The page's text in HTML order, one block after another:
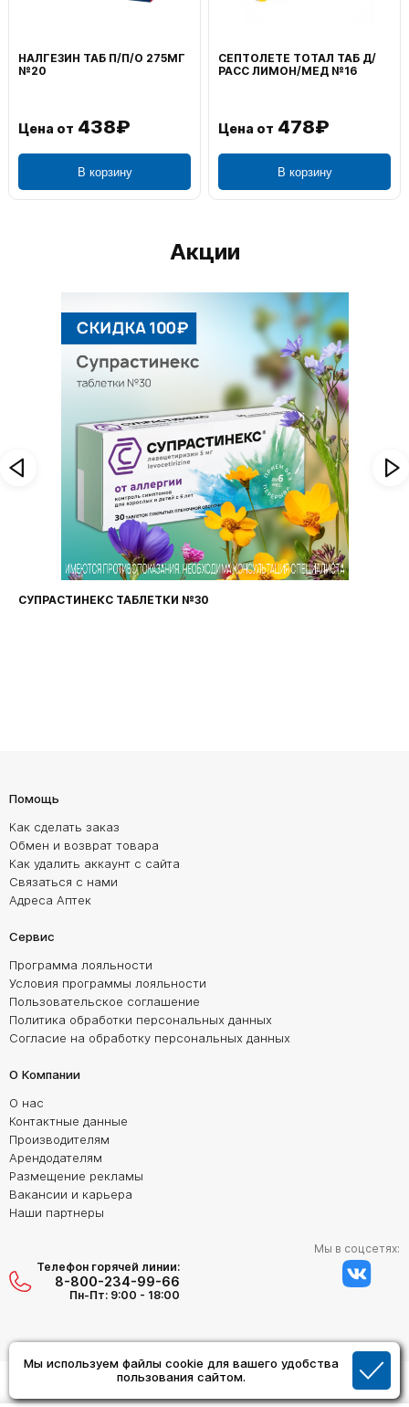
Мы используем файлы cookie для вашего удобства
пользования сайтом.
НАЛГЕЗИН ТАБ П/П/О 275МГ
№20
Цена от 438₽
В корзину
СЕПТОЛЕТЕ ТОТАЛ ТАБ Д/
РАСС ЛИМОН/МЕД №16
Цена от 478₽
В корзину
Акции
СУПРАСТИНЕКС ТАБЛЕТКИ №30
Помощь
Как сделать заказ
Обмен и возврат товара
Как удалить аккаунт с сайта
Связаться с нами
Адреса Аптек
Сервис
Программа лояльности
Условия программы лояльности
Пользовательское соглашение
Политика обработки персональных данных
Согласие на обработку персональных данных
О Компании
О нас
Контактные данные
Производителям
Арендодателям
Размещение рекламы
Вакансии и карьера
Наши партнеры
Телефон горячей линии:
8-800-234-99-66
Пн-Пт: 9:00 - 18:00
Мы в соцсетях: